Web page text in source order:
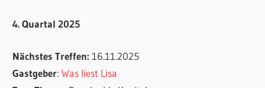
4. Quartal 2025
Nächstes Treffen:16.11.2025
Gastgeber:Was liest Lisa